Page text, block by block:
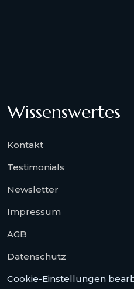
Wissenswertes
Kontakt
Testimonials
Newsletter
Impressum
AGB
Datenschutz
Cookie-Einstellungen